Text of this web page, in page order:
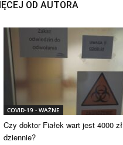
OD AUTORA
COVID-19 - WAŻNE
Czy doktor Fiałek wart jest 4000 zł
dziennie?